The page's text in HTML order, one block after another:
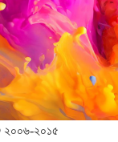
২০০৬-২০১৫